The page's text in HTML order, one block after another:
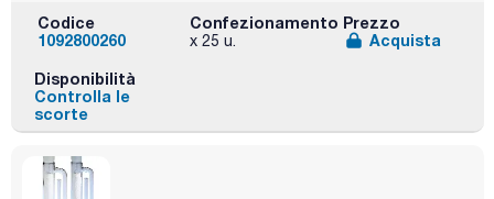
Codice
1092800260
Confezionamento
x 25 u.
Prezzo
Acquista
Disponibilità
Controlla le
scorte